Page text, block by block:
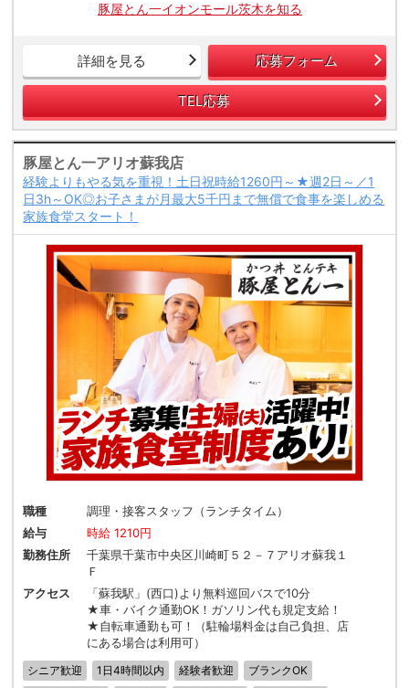
豚屋とん一イオンモール茨木を知る
詳細を見る 応募フォーム
TEL応募
豚屋とん一アリオ蘇我店
経験よりもやる気を重視！土日祝時給1260円～★週2日～／1
日3h～OK◎お子さまが月最大5千円まで無償で食事を楽しめる
家族食堂スタート！
職種
調理・接客スタッフ（ランチタイム）
給与
時給 1210円
勤務住所
千葉県千葉市中央区川崎町５２－７アリオ蘇我１
Ｆ
アクセス
「蘇我駅」(西口)より無料巡回バスで10分
★車・バイク通勤OK！ガソリン代も規定支給！
★自転車通勤も可！（駐輪場料金は自己負担、店
にある場合は利用可）
シニア歓迎 1日4時間以内 経験者歓迎
ブランクOK